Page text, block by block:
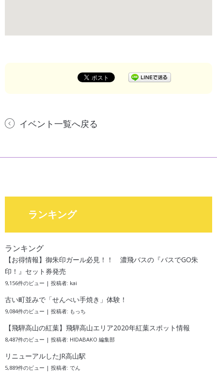
イベント一覧へ戻る
ランキング
ランキング
【お得情報】御朱印ガール必見！！ 濃飛バスの『バスでGO朱
印！』セット券発売
9,156件のビュー | 投稿者: kai
古い町並みで「せんべい手焼き」体験！
9,084件のビュー | 投稿者: もっち
【飛騨高山の紅葉】飛騨高山エリア2020年紅葉スポット情報
8,487件のビュー | 投稿者: HIDABAKO 編集部
リニューアルしたJR高山駅
5,889件のビュー | 投稿者: でん